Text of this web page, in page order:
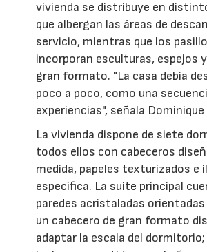
vivienda se distribuye en
que albergan las áreas de
servicio, mientras que los
incorporan esculturas, espejos
gran formato. "La casa debía
poco a poco, como una
experiencias", señala Dominique
La vivienda dispone de siete
todos ellos con cabeceros
medida, papeles texturizados e
específica. La suite principal
paredes acristaladas orientadas
un cabecero de gran formato
adaptar la escala del dormitorio;